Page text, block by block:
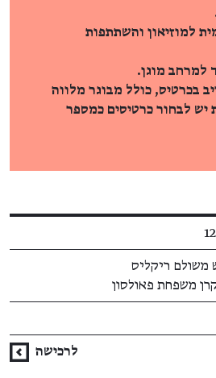
למוזיאון והשתתפות
למרחב מוגן.
בכרטיס, כולל מבוגר מלווה
יש לבחור כרטיסים כמספר
ריקליס
משפחת פאולסון
לרכישה